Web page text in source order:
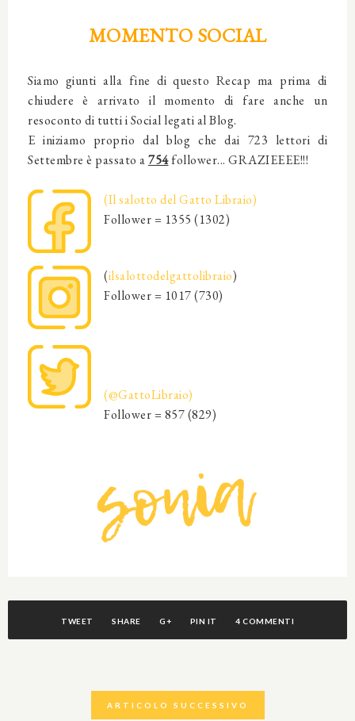
MOMENTO SOCIAL
Siamo giunti alla fine di questo Recap ma prima di
chiudere è arrivato il momento di fare anche un
resoconto di tutti i Social legati al Blog.
E iniziamo proprio dal blog che dai 723 lettori di
Settembre è passato a754follower... GRAZIEEEE!!!
(Il salotto del Gatto Libraio)
Follower = 1355 (1302)
(ilsalottodelgattolibraio)
Follower = 1017 (730)
(@GattoLibraio)
Follower = 857 (829)
TWEET SHARE G+ PIN IT 4 COMMENTI
ARTICOLO SUCCESSIVO